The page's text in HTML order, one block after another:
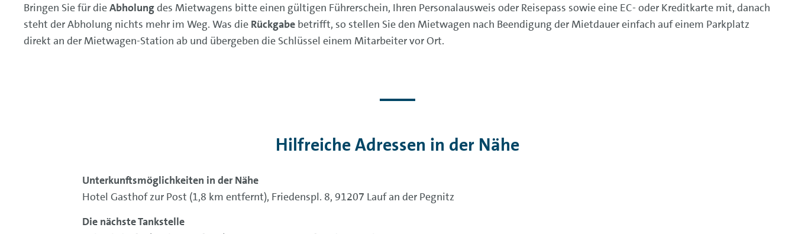
Bringen Sie für dieAbholungdes Mietwagens bitte einen gültigen Führerschein, Ihren Personalausweis oder Reisepass sowie eine EC- oder Kreditkarte mit, danach
steht der Abholung nichts mehr im Weg. Was die Rückgabe betrifft, so stellen Sie den Mietwagen nach Beendigung der Mietdauer einfach auf einem Parkplatz
direkt an der Mietwagen-Station ab und übergeben die Schlüssel einem Mitarbeiter vor Ort.
Hilfreiche Adressen in der Nähe
Unterkunftsmöglichkeiten in der Nähe
Hotel Gasthof zur Post (1,8 km entfernt), Friedenspl. 8, 91207 Lauf an der Pegnitz
Die nächste Tankstelle